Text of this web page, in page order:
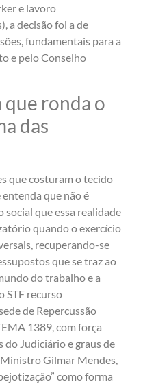
e lavoro
a decisão foi a de
fundamentais para a
e pelo Conselho
que ronda o
das
que costuram o tecido
que não é
que essa realidade
quando o exercício
recuperando-se
que se traz ao
do trabalho e a
STF recurso
de Repercussão
1389, com força
Judiciário e graus de
Gilmar Mendes,
como forma